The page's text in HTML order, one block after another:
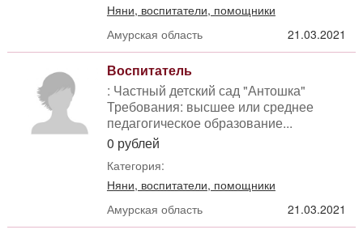
Няни, воспитатели, помощники
Амурская область
21.03.2021
Воспитатель
: Частный детский сад "Антошка"
Требования: высшее или среднее
педагогическое образование...
0 рублей
Категория:
Няни, воспитатели, помощники
Амурская область
21.03.2021